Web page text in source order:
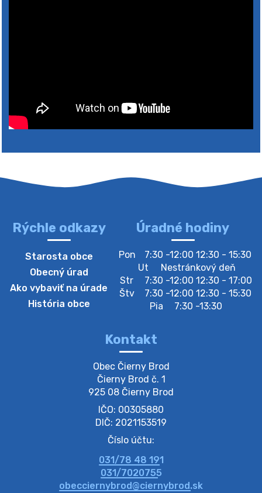
4. augusta 2026 10:05
Zberný dvor-Gyűjtőudvar
bude zberný dvor zatvorený. Értesítjük a lakosokat,
Zber separovaného odpadu plastu-
Oznamujeme obyvateľom, že v stredu 05. augusta
prebehne zber separovaného odpadu plastu. Prosíme
obyvateľov, aby vrecia s odpadom vyložili pred dom už
Oznámenie o plánovanom prerušení dodávky
Oznamujeme Vám, že v určitých dňoch bude v
niektorých častiach našej obce plánované prerušenie
distribúcie elektrickej energie. Podrobné informácie o
dátumoch, časoch a dotknutých …
4. augusta 2026 09:48
Zber BIO odpadu-BIO hulladék elszállítása
Obecný úrad v Čiernom Brode oznamuje obyvateľom,
Rýchle odkazy
Starosta obce
Obecný úrad
Ako vybaviť na úrade
História obce
Úradné hodiny
Pon
7:30 -12:00 12:30 - 15:30
Ut
Nestránkový deň
Str
7:30 -12:00 12:30 - 17:00
Štv
7:30 -12:00 12:30 - 15:30
Pia
7:30 -13:30
Kontakt
Obec Čierny Brod
Čierny Brod č. 1
925 08 Čierny Brod
IČO: 00305880
DIČ: 2021153519
Číslo účtu:
031/78 48 191
031/7020755
obecciernybrod@ciernybrod.sk